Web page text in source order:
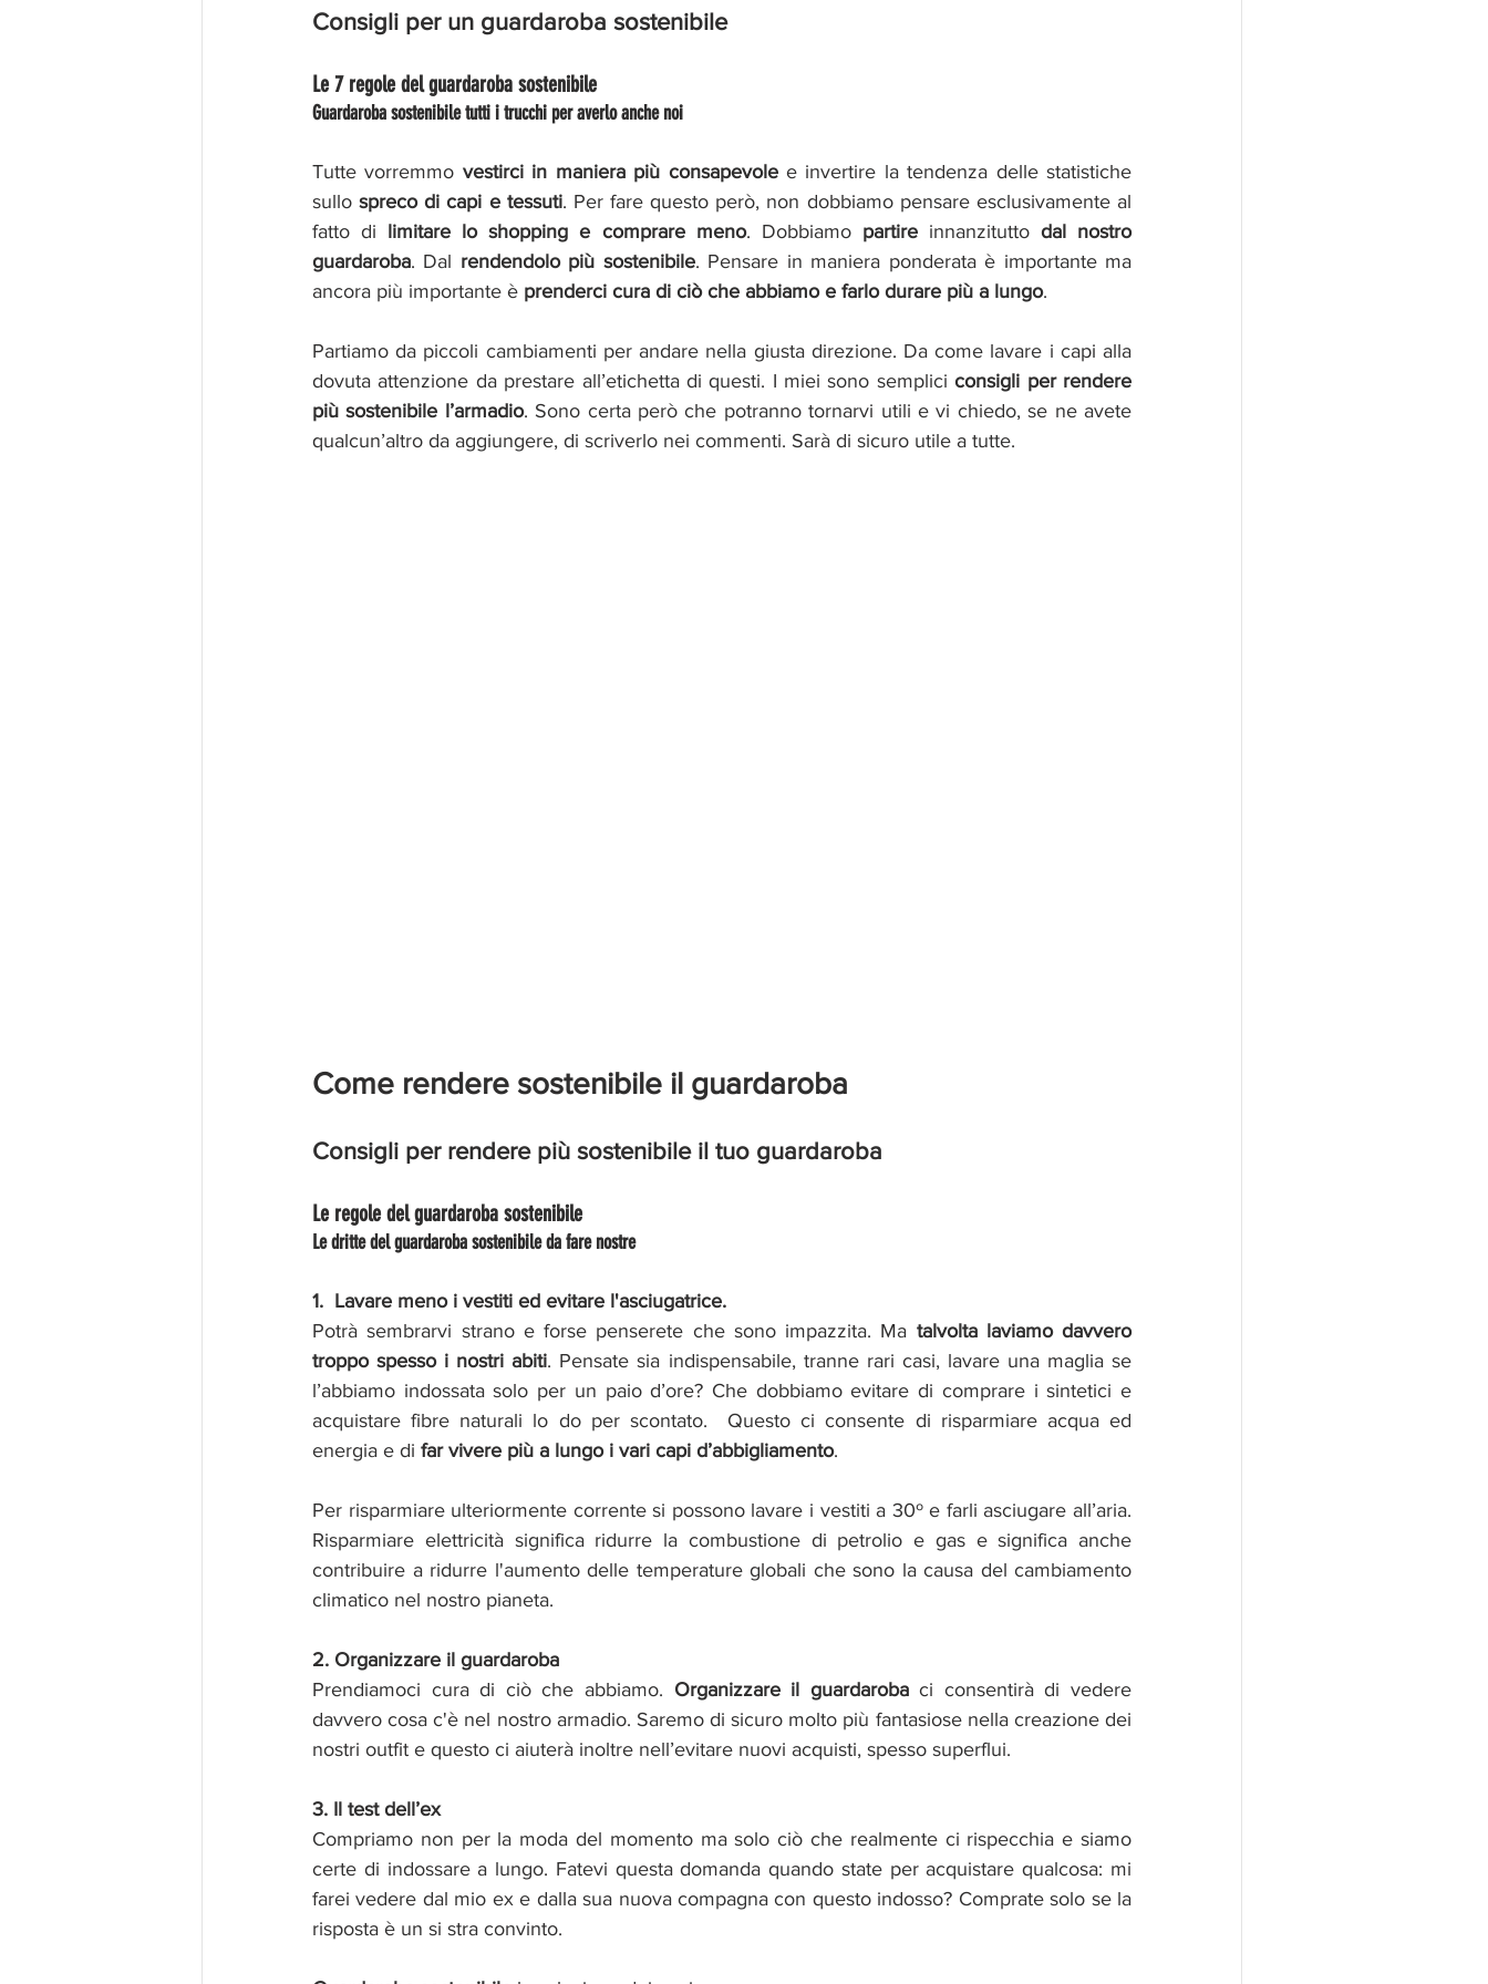
Consigli per un guardaroba sostenibile
Le 7 regole del guardaroba sostenibile
Guardaroba sostenibile tutti i trucchi per averlo anche noi
Tutte vorremmo vestirci in maniera più consapevole e invertire la tendenza delle statistiche
sullo spreco di capi e tessuti. Per fare questo però, non dobbiamo pensare esclusivamente al
fatto di limitare lo shopping e comprare meno. Dobbiamo partire innanzitutto dal nostro
guardaroba. Dal rendendolo più sostenibile. Pensare in maniera ponderata è importante ma
ancora più importante è prenderci cura di ciò che abbiamo e farlo durare più a lungo.
Partiamo da piccoli cambiamenti per andare nella giusta direzione. Da come lavare i capi alla
dovuta attenzione da prestare all’etichetta di questi. I miei sono semplici consigli per rendere
più sostenibile l’armadio. Sono certa però che potranno tornarvi utili e vi chiedo, se ne avete
qualcun’altro da aggiungere, di scriverlo nei commenti. Sarà di sicuro utile a tutte.
Come rendere sostenibile il guardaroba
Consigli per rendere più sostenibile il tuo guardaroba
Le regole del guardaroba sostenibile
Le dritte del guardaroba sostenibile da fare nostre
1.  Lavare meno i vestiti ed evitare l'asciugatrice.
Potrà sembrarvi strano e forse penserete che sono impazzita. Ma talvolta laviamo davvero
troppo spesso i nostri abiti. Pensate sia indispensabile, tranne rari casi, lavare una maglia se
l’abbiamo indossata solo per un paio d’ore? Che dobbiamo evitare di comprare i sintetici e
acquistare fibre naturali lo do per scontato.  Questo ci consente di risparmiare acqua ed
energia e di far vivere più a lungo i vari capi d’abbigliamento.
Per risparmiare ulteriormente corrente si possono lavare i vestiti a 30º e farli asciugare all’aria.
Risparmiare elettricità significa ridurre la combustione di petrolio e gas e significa anche
contribuire a ridurre l'aumento delle temperature globali che sono la causa del cambiamento
climatico nel nostro pianeta.
2. Organizzare il guardaroba
Prendiamoci cura di ciò che abbiamo. Organizzare il guardaroba ci consentirà di vedere
davvero cosa c'è nel nostro armadio. Saremo di sicuro molto più fantasiose nella creazione dei
nostri outfit e questo ci aiuterà inoltre nell’evitare nuovi acquisti, spesso superflui.
3. Il test dell’ex
Compriamo non per la moda del momento ma solo ciò che realmente ci rispecchia e siamo
certe di indossare a lungo. Fatevi questa domanda quando state per acquistare qualcosa: mi
farei vedere dal mio ex e dalla sua nuova compagna con questo indosso? Comprate solo se la
risposta è un si stra convinto.